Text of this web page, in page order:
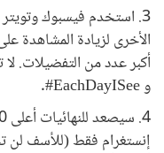
3. استخدم فيسبوك
الأخرى لزيادة
أكبر عدد من التفضيلات.
و EachDayISee#.
إنستغرام فقط (للأسف